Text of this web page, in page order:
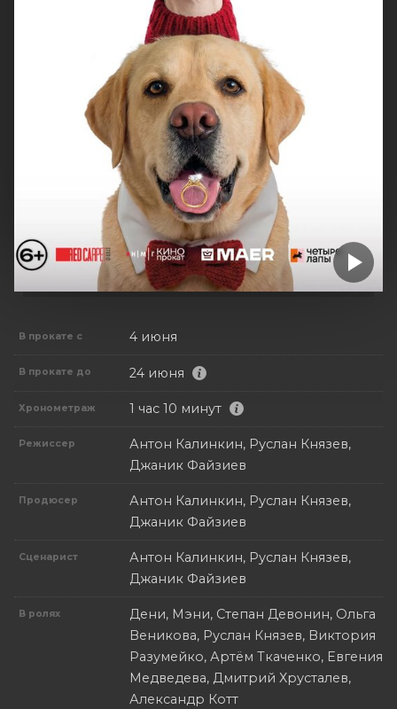
В прокате с 4 июня
В прокате до 24 июня
Хронометраж 1 час 10 минут
Режиссер
Антон Калинкин, Руслан Князев,
Джаник Файзиев
Продюсер
Антон Калинкин, Руслан Князев,
Джаник Файзиев
Сценарист
Антон Калинкин, Руслан Князев,
Джаник Файзиев
В ролях
Дени, Мэни, Степан Девонин, Ольга
Веникова, Руслан Князев, Виктория
Разумейко, Артём Ткаченко, Евгения
Медведева, Дмитрий Хрусталев,
Александр Котт